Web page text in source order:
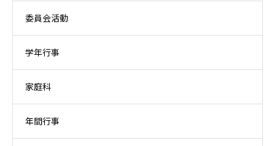
委員会活動
学年行事
家庭科
年間行事